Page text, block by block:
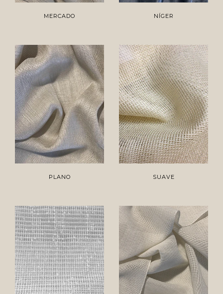
MERCADO NÍGER
PLANO SUAVE